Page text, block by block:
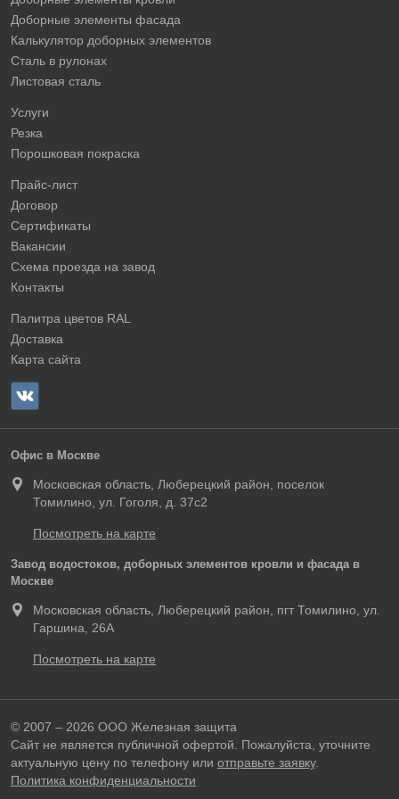
Доборные элементы фасада
Калькулятор доборных элементов
Сталь в рулонах
Листовая сталь
Услуги
Резка
Порошковая покраска
Прайс-лист
Договор
Сертификаты
Вакансии
Схема проезда на завод
Контакты
Палитра цветов RAL
Доставка
Карта сайта
Офис в Москве
Московская область, Люберецкий район, поселок
Томилино, ул. Гоголя, д. 37с2
Посмотреть на карте
Завод водостоков, доборных элементов кровли и фасада в
Москве
Московская область, Люберецкий район, пгт Томилино, ул.
Гаршина, 26А
Посмотреть на карте
© 2007 – 2026 ООО Железная защита
Сайт не является публичной офертой. Пожалуйста, уточните
актуальную цену по телефону или отправьте заявку.
Политика конфиденциальности